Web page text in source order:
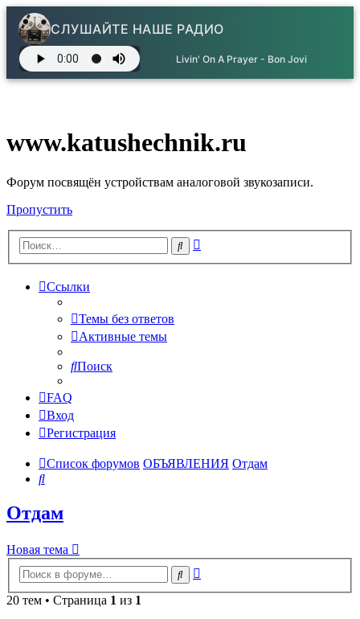
СЛУШАЙТЕ НАШЕ РАДИО
Livin' On A Prayer - Bon Jovi
www.katushechnik.ru
Форум посвящён устройствам аналоговой звукозаписи.
Пропустить
Поиск
Ссылки
Темы без ответов
Активные темы
Поиск
FAQ
Вход
Регистрация
Список форумов ОБЪЯВЛЕНИЯ Отдам
Поиск
Отдам
Новая тема
Поиск
20 тем • Страница 1 из 1